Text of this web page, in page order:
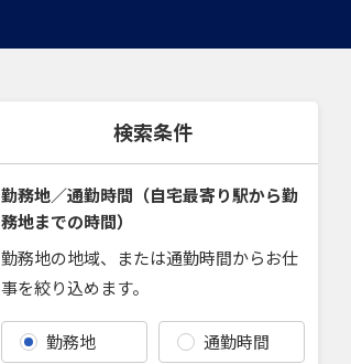
検索条件
勤務地／通勤時間（自宅最寄り駅から勤
務地までの時間）
勤務地の地域、または通勤時間からお仕
事を絞り込めます。
勤務地 通勤時間